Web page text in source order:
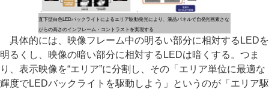
直下型白色LEDバックライトによるエリア駆動発光により、液晶パネルで自発光画素さな
がらの高さのインフレーム・コントラストを実現する
具体的には、映像フレーム中の明るい部分に相対するLEDを
明るくし、映像の暗い部分に相対するLEDは暗くする。つま
り、表示映像を“エリア”に分割し、その「エリア単位に最適な
輝度でLEDバックライトを駆動しよう」というのが「エリア駆